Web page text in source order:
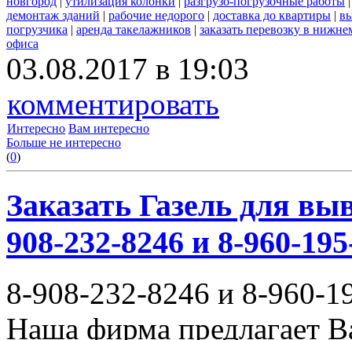
демонтаж зданий | рабочие недорого | доставка до квартиры |
погрузчика | аренда такелажников | заказать перевозку в
офиса
03.08.2017 в 19:03
комментировать
Интересно Вам интересно
Больше не интересно
(0)
Заказать Газель для
908-232-8246 и 8-960-
8-908-232-8246 и 8-960-
Наша фирма предлагает